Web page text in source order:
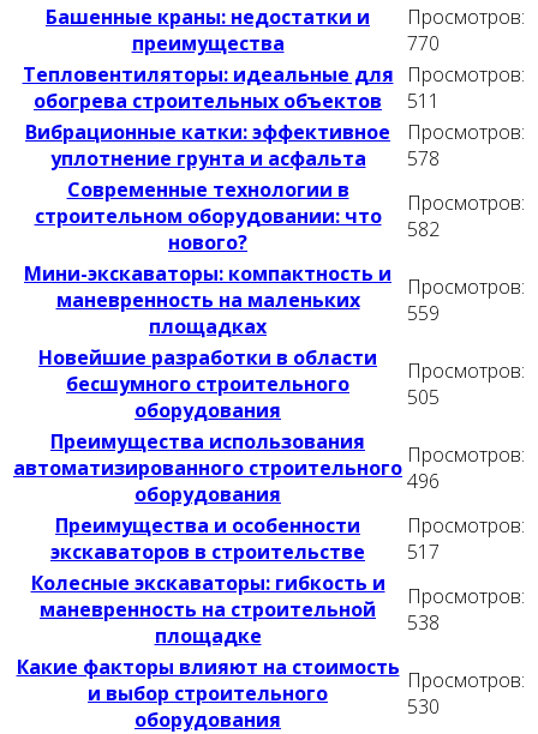
Башенные краны: недостатки и
преимущества
Просмотров:
770
Тепловентиляторы: идеальные для
обогрева строительных объектов
Просмотров:
511
Вибрационные катки: эффективное
уплотнение грунта и асфальта
Просмотров:
578
Современные технологии в
строительном оборудовании: что
нового?
Просмотров:
582
Мини-экскаваторы: компактность и
маневренность на маленьких
площадках
Просмотров:
559
Новейшие разработки в области
бесшумного строительного
оборудования
Просмотров:
505
Преимущества использования
автоматизированного строительного
оборудования
Просмотров:
496
Преимущества и особенности
экскаваторов в строительстве
Просмотров:
517
Колесные экскаваторы: гибкость и
маневренность на строительной
площадке
Просмотров:
538
Какие факторы влияют на стоимость
и выбор строительного
оборудования
Просмотров:
530